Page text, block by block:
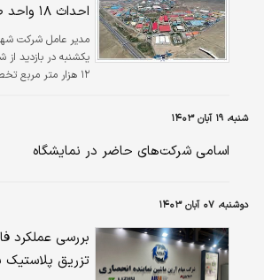
احداث ۱۸ واحد صنعتی در لرستان
مدیر عامل شرکت
یکشنبه در بازدید
شنبه، ۱۹ آبان ۱۴۰۳
اسامی شرکت‌های حاضر در نمایشگاه
دوشنبه، ۰۷ آبان ۱۴۰۳
بررسی عملکرد
تزریق پلاستیک با ۴۰ سال